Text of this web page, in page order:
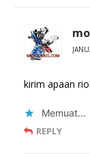
kirim apaan
Memuat...
REPLY